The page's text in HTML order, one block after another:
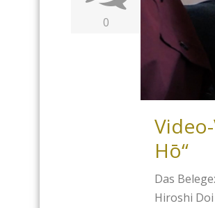
0
Hō“
Das
Hiroshi